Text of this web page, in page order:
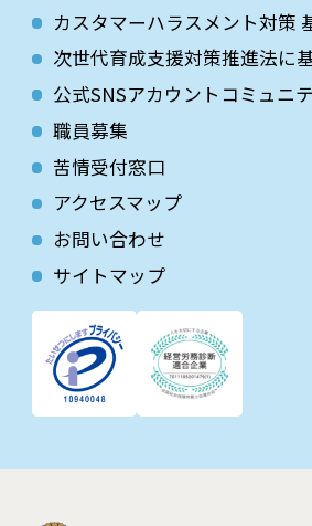
カスタマーハラスメント対策
次世代育成⽀援対策推進法に
公式SNSアカウントコミュニ
職員募集
苦情受付窓口
アクセスマップ
お問い合わせ
サイトマップ